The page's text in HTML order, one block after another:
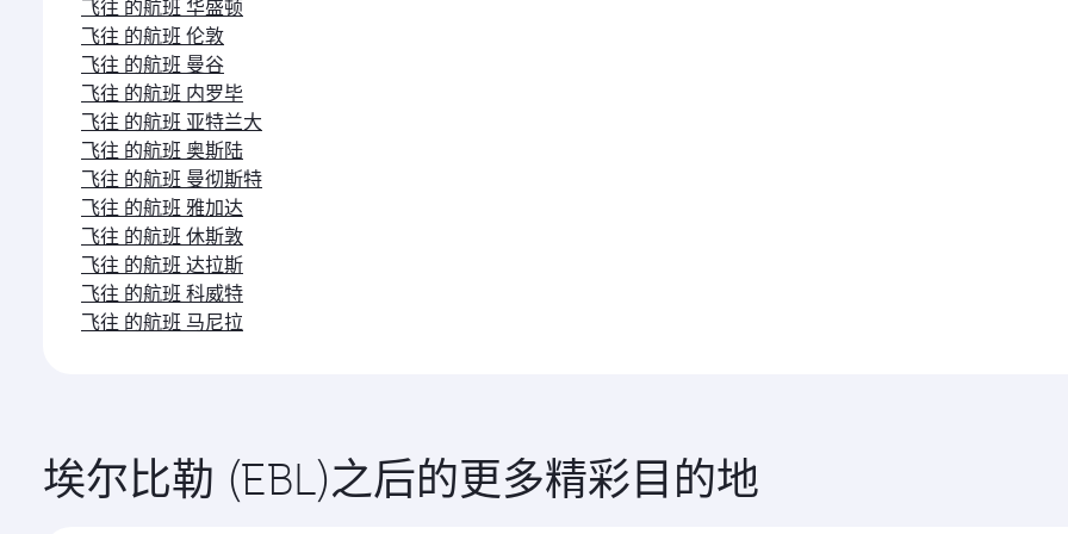
飞往 的航班 华盛顿
飞往 的航班 伦敦
飞往 的航班 曼谷
飞往 的航班 内罗毕
飞往 的航班 亚特兰大
飞往 的航班 奥斯陆
飞往 的航班 曼彻斯特
飞往 的航班 雅加达
飞往 的航班 休斯敦
飞往 的航班 达拉斯
飞往 的航班 科威特
飞往 的航班 马尼拉
埃尔比勒 (EBL)之后的更多精彩目的地